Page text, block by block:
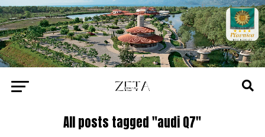
All posts tagged "audi Q7"